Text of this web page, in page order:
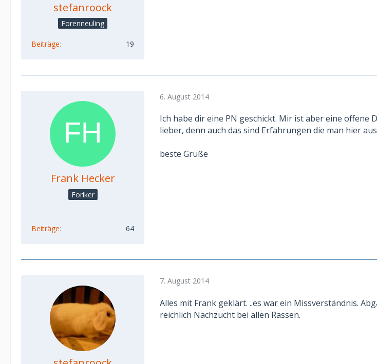
stefanroock
Forenneuling
Beiträge 19
Frank Hecker
Foriker
Beiträge 64
6. August 2014
Ich habe dir eine PN geschickt. Mir ist aber eine offene
lieber, denn auch das sind Erfahrungen die man hier
beste Grüße
7. August 2014
Alles mit Frank geklärt. ..es war ein Missverständnis.
reichlich Nachzucht bei allen Rassen.